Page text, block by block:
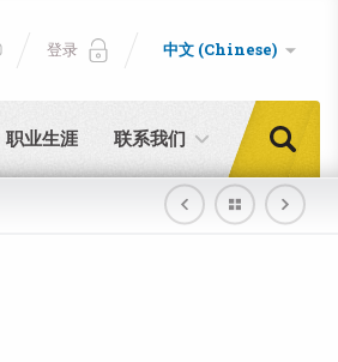
职业生涯 联系我们
登录 中文 (Chinese)